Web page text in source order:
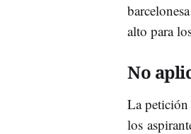
alto para
No
La petición
los